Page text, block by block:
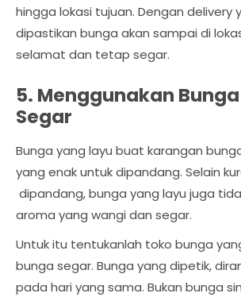
hingga lokasi tujuan. Dengan delivery
dipastikan bunga akan sampai di
selamat dan tetap segar.
5. Menggunakan
Segar
Bunga yang layu buat karangan
yang enak untuk dipandang. Selain
dipandang, bunga yang layu juga
aroma yang wangi dan segar.
Untuk itu tentukanlah toko bunga
bunga segar. Bunga yang dipetik,
pada hari yang sama. Bukan bunga